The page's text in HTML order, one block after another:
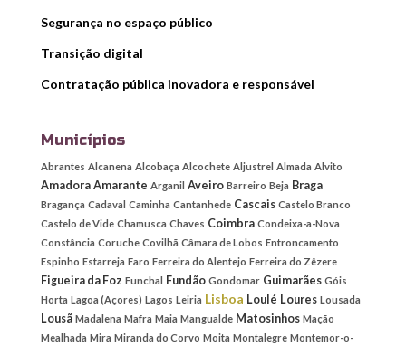
Segurança no espaço público
Transição digital
Contratação pública inovadora e responsável
Municípios
Abrantes Alcanena Alcobaça Alcochete Aljustrel Almada Alvito
Amadora Amarante Arganil Aveiro Barreiro Beja Braga
Bragança Cadaval Caminha Cantanhede Cascais Castelo Branco
Castelo de Vide Chamusca Chaves Coimbra Condeixa-a-Nova
Constância Coruche Covilhã Câmara de Lobos Entroncamento
Espinho Estarreja Faro Ferreira do Alentejo Ferreira do Zêzere
Figueira da Foz Funchal Fundão Gondomar Guimarães Góis
Horta Lagoa (Açores) Lagos Leiria Lisboa Loulé Loures Lousada
Lousã Madalena Mafra Maia Mangualde Matosinhos Mação
Mealhada Mira Miranda do Corvo Moita Montalegre Montemor-o-